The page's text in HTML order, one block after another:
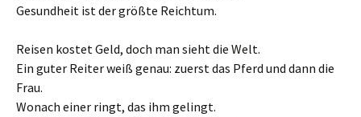
Gesundheit ist der größte Reichtum.
Reisen kostet Geld, doch man sieht die Welt.
Ein guter Reiter weiß genau: zuerst das Pferd und dann die
Frau.
Wonach einer ringt, das ihm gelingt.